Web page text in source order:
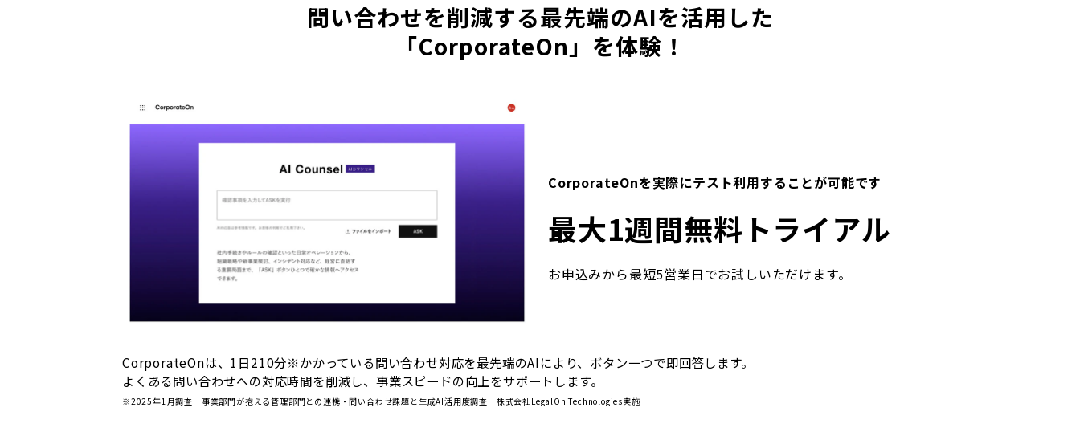
問い合わせを削減する最先端のAIを活用した
「CorporateOn」を体験！
CorporateOnを実際にテスト利用することが可能です
最大1週間無料トライアル
お申込みから最短5営業日でお試しいただけます。
CorporateOnは、1日210分※かかっている問い合わせ対応を最先端のAIにより、ボタン一つで即回答します。
よくある問い合わせへの対応時間を削減し、事業スピードの向上をサポートします。
※2025年1月調査 事業部門が抱える管理部門との連携・問い合わせ課題と生成AI活用度調査 株式会社LegalOn Technologies実施